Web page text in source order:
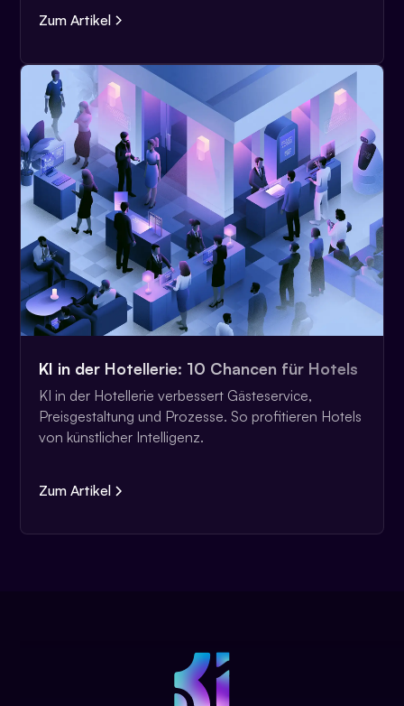
Zum Artikel
KI in der Hotellerie: 10 Chancen für Hotels
KI in der Hotellerie verbessert Gästeservice,
Preisgestaltung und Prozesse. So profitieren Hotels
von künstlicher Intelligenz.
Zum Artikel